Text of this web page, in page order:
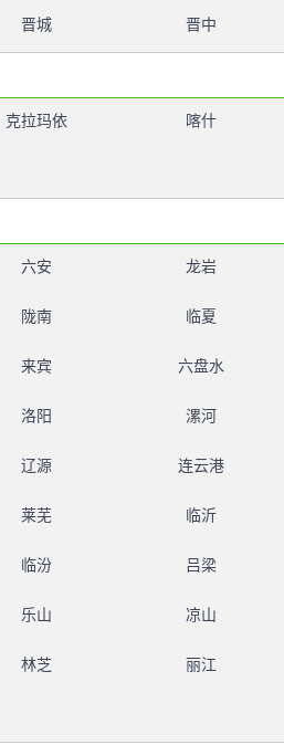
晋城 晋中
克拉玛依 喀什
六安 龙岩
陇南 临夏
来宾 六盘水
洛阳 漯河
辽源 连云港
莱芜 临沂
临汾 吕梁
乐山 凉山
林芝 丽江